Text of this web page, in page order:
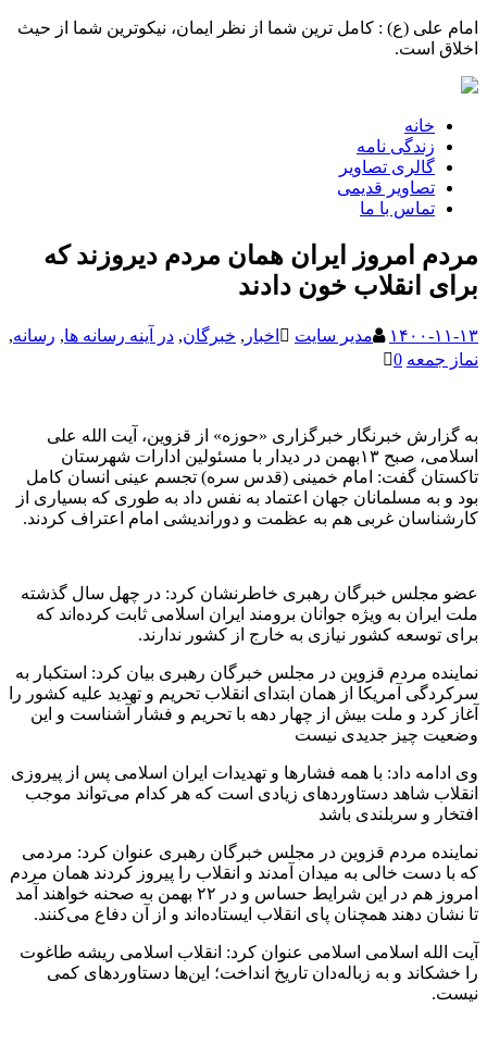
امام علی (ع) : کامل ترین شما از نظر ایمان، نیکوترین شما از حیث
اخلاق است.
خانه
زندگی نامه
گالری تصاویر
تصاویر قدیمی
تماس با ما
مردم امروز ایران همان مردم دیروزند که
برای انقلاب خون دادند
۱۴۰۰-۱۱-۱۳ مدیر سایت اخبار , خبرگان, در آینه رسانه ها, رسانه,
نماز جمعه 0
به گزارش خبرنگار خبرگزاری «حوزه» از قزوین، آیت الله علی
اسلامی، صبح ۱۳بهمن در دیدار با مسئولین ادارات شهرستان
تاکستان گفت: امام خمینی (قدس سره) تجسم عینی انسان کامل
بود و به مسلمانان جهان اعتماد به نفس داد به طوری که بسیاری از
کارشناسان غربی هم به عظمت و دوراندیشی امام اعتراف کردند.
عضو مجلس خبرگان رهبری خاطرنشان کرد: در چهل سال گذشته
ملت ایران به ویژه جوانان برومند ایران اسلامی ثابت کرده‌اند که
برای توسعه کشور نیازی به خارج از کشور ندارند.
نماینده مردم قزوین در مجلس خبرگان رهبری بیان کرد: استکبار به
سرکردگی آمریکا از همان ابتدای انقلاب تحریم و تهدید علیه کشور را
آغاز کرد و ملت بیش از چهار دهه با تحریم و فشار آشناست و این
وضعیت چیز جدیدی نیست
وی ادامه داد: با همه فشارها و تهدیدات ایران اسلامی پس از پیروزی
انقلاب شاهد دستاوردهای زیادی است که هر کدام می‌تواند موجب
افتخار و سربلندی باشد
نماینده مردم قزوین در مجلس خبرگان رهبری عنوان کرد: مردمی
که با دست خالی به میدان آمدند و انقلاب را پیروز کردند همان مردم
امروز هم در این شرایط حساس و در ۲۲ بهمن به صحنه خواهند آمد
تا نشان دهند همچنان پای انقلاب ایستاده‌اند و از آن دفاع می‌کنند.
آیت الله اسلامی اسلامی عنوان کرد: انقلاب اسلامی ریشه طاغوت
را خشکاند و به زباله‌دان تاریخ انداخت؛ این‌ها دستاوردهای کمی
نیست.